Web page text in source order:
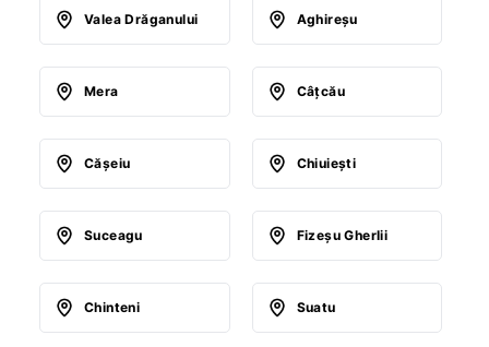
Valea Drăganului Aghireşu
Mera Câţcău
Căşeiu Chiuieşti
Suceagu Fizeşu Gherlii
Chinteni Suatu